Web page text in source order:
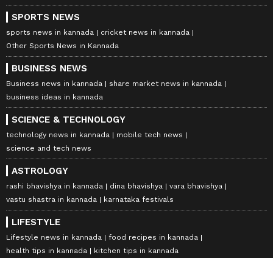
SPORTS NEWS
sports news in kannada
cricket news in kannada
Other Sports News in Kannada
BUSINESS NEWS
Business news in kannada
share market news in kannada
business ideas in kannada
SCIENCE & TECHNOLOGY
technology news in kannada
mobile tech news
science and tech news
ASTROLOGY
rashi bhavishya in kannada dina bhavishya
vara bhavishya
vastu shastra in kannada
karnataka festivals
LIFESTYLE
Lifestyle news in kannada
food recipes in kannada
health tips in kannada
kitchen tips in kannada